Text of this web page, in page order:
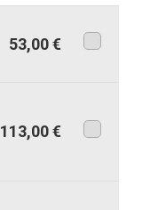
53,00 €
113,00 €